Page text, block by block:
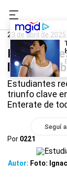
0221.com.ar
23 de abril de 2025
la Copa
Estudiantes
triunfo clave
Enterate de
Seguí
Por 0221
Autor: Foto: